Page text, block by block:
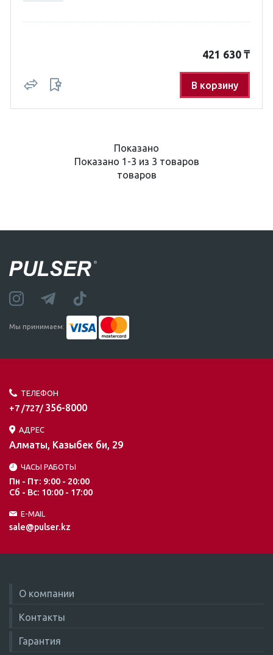
421 630 ₸
В корзину
Показано
Показано 1-3 из 3 товаров
товаров
Мы принимаем:
ТЕЛЕФОН
+7 /727/ 356-8000
АДРЕС
Алматы, Казыбек би, 29
ЧАСЫ РАБОТЫ
Пн - Пт: 9:00 - 20:00
Сб - Вс: 10:00 - 17:00
E-MAIL
sale@pulser.kz
О компании
Контакты
Гарантия